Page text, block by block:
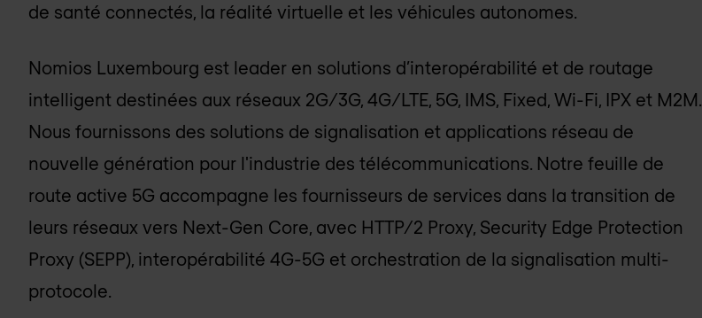
de santé connectés, la réalité virtuelle et les véhicules autonomes.
Nomios Luxembourg est leader en solutions d’interopérabilité et de routage
intelligent destinées aux réseaux 2G/3G, 4G/LTE, 5G, IMS, Fixed, Wi-Fi, IPX et M2M.
Nous fournissons des solutions de signalisation et applications réseau de
nouvelle génération pour l'industrie des télécommunications. Notre feuille de
route active 5G accompagne les fournisseurs de services dans la transition de
leurs réseaux vers Next-Gen Core, avec HTTP/2 Proxy, Security Edge Protection
Proxy (SEPP), interopérabilité 4G-5G et orchestration de la signalisation multi-
protocole.